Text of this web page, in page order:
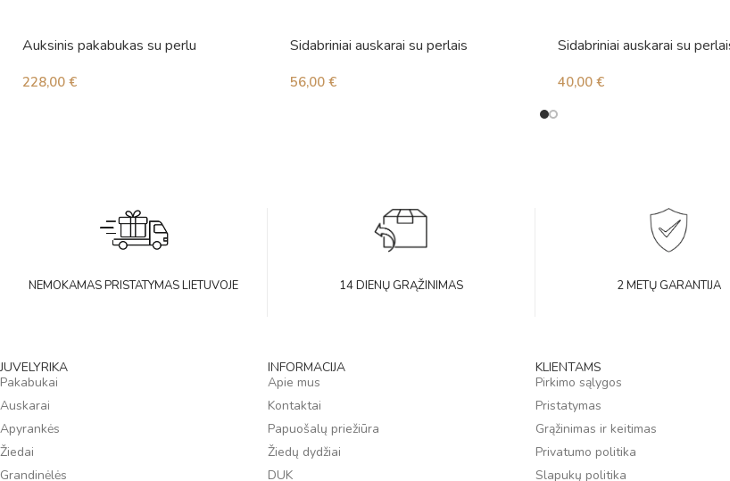
Auksinis pakabukas su perlu
228,00 €
Sidabriniai auskarai su perlais
56,00 €
Sidabriniai auskarai su
40,00 €
NEMOKAMAS PRISTATYMAS LIETUVOJE 14 DIENŲ GRĄŽINIMAS 2 METŲ GARANTIJA
JUVELYRIKA
Pakabukai
Auskarai
Apyrankės
Žiedai
Grandinėlės
INFORMACIJA
Apie mus
Kontaktai
Papuošalų priežiūra
Žiedų dydžiai
DUK
KLIENTAMS
Pirkimo sąlygos
Pristatymas
Grąžinimas ir keitimas
Privatumo politika
Slapukų politika